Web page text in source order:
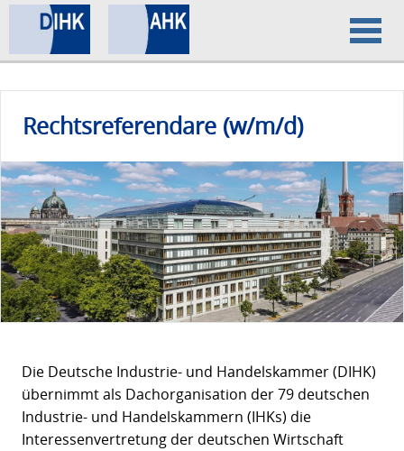
Datenschutz
Impressum
Rechtsreferendare (w/m/d)
Die Deutsche Industrie- und Handelskammer (DIHK)
übernimmt als Dachorganisation der 79 deutschen
Industrie- und Handelskammern (IHKs) die
Interessenvertretung der deutschen Wirtschaft